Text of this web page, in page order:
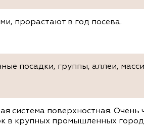
прорастают в год посева.
посадки, группы, аллеи,
система поверхностная.
в крупных промышленных